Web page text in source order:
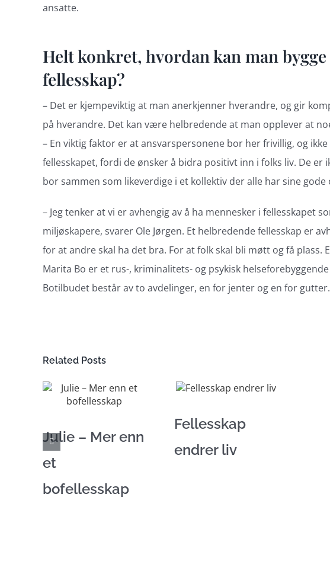
ansatte.
Helt konkret, hvordan kan man
fellesskap?
– Det er kjempeviktig at man anerkjenner hverandre, og gir
på hverandre. Det kan være helbredende at man opplever at
– En viktig faktor er at ansvarspersonene bor her frivillig, og
fellesskapet, fordi de ønsker å bidra positivt inn i folks liv. De
bor sammen som likeverdige i et kollektiv der alle har sine gode
– Jeg tenker at vi er avhengig av å ha mennesker i fellesskapet
miljøskapere, svarer Ole Jørgen. Et helbredende fellesskap er
for at andre skal ha det bra. For at folk skal bli møtt og få plass.
Marita Bo er et rus-, kriminalitets- og psykisk
Botilbudet består av to avdelinger, en for jenter og en for gutter.
Related Posts
Julie – Mer enn
et
bofellesskap
Fellesskap
endrer liv